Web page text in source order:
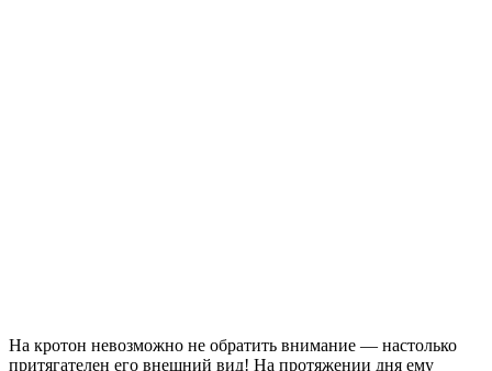
На кротон невозможно не обратить внимание — настолько
притягателен его внешний вид! На протяжении дня ему